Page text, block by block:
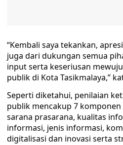
“Kembali saya tekankan,
juga dari dukungan semua
input serta keseriusan
publik di Kota Tasikmalaya,”
Seperti diketahui, penilaian
publik mencakup 7
sarana prasarana, kualitas
informasi, jenis informasi,
digitalisasi dan inovasi serta